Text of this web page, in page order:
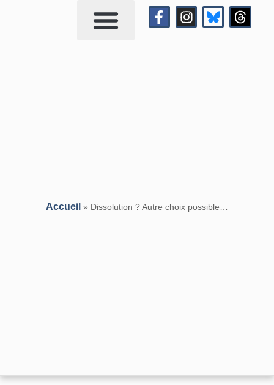
Accueil » Dissolution ? Autre choix possible…